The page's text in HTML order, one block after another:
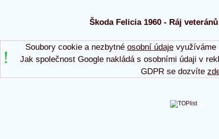
Škoda Felicia 1960 - Ráj
Soubory cookie a nezbytné osobní údajevyužíváme
Jak společnost Google nakládá s osobními údaji v
GDPR se dozvíte